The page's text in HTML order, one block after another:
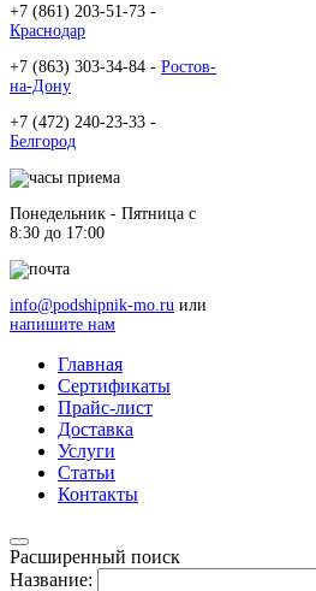
+7 (861) 203-51-73 -
Краснодар
+7 (863) 303-34-84 - Ростов-
на-Дону
+7 (472) 240-23-33 -
Белгород
Понедельник - Пятница c
8:30 до 17:00
info@podshipnik-mo.ru или
напишите нам
Главная
Сертификаты
Прайс-лист
Доставка
Услуги
Статьи
Контакты
Расширенный поиск
Название: